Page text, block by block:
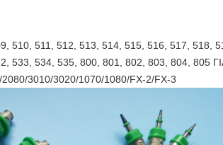
510, 511, 512, 513, 514, 515, 516, 517, 518,
533, 534, 535, 800, 801, 802, 803, 804, 805
3010/3020/1070/1080/FX-2/FX-3